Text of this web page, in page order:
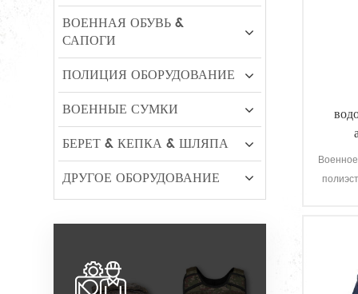
ВОЕННАЯ ОБУВЬ &
САПОГИ
ПОЛИЦИЯ ОБОРУДОВАНИЕ
ВОЕННЫЕ СУМКИ
БЕРЕТ & КЕПКА & ШЛЯПА
ДРУГОЕ ОБОРУДОВАНИЕ